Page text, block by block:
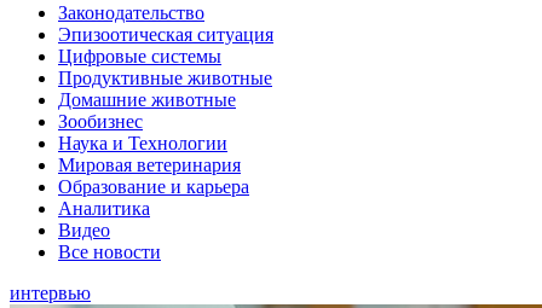
Законодательство
Эпизоотическая ситуация
Цифровые системы
Продуктивные животные
Домашние животные
Зообизнес
Наука и Технологии
Мировая ветеринария
Образование и карьера
Аналитика
Видео
Все новости
интервью